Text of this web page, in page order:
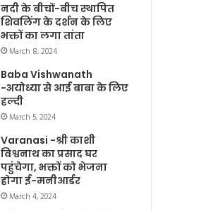
नदी के बीचों-बीच स्थापित
शिवलिंग के दर्शन के लिए
भक्तों का लगा तांता
March 8, 2024
Baba Vishwanath
-अयोध्या से आई बाबा के लिए
हल्दी
March 5, 2024
Varanasi -श्री काशी
विश्वनाथ का प्रसाद घर
पहुंचेगा, भक्तों को भेजना
होगा ई-मनीआर्डर
March 4, 2024